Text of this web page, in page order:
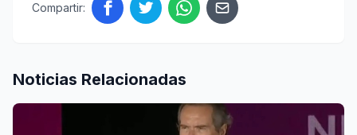
Compartir:
Noticias Relacionadas